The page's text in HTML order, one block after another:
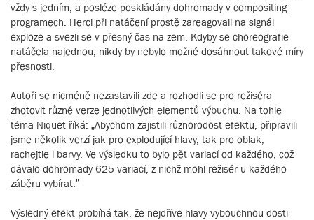
vždy s jedním, a posléze poskládány dohromady v compositing
programech. Herci při natáčení prostě zareagovali na signál
exploze a svezli se v přesný čas na zem. Kdyby se choreografie
natáčela najednou, nikdy by nebylo možné dosáhnout takové míry
přesnosti.
Autoři se nicméně nezastavili zde a rozhodli se pro režiséra
zhotovit různé verze jednotlivých elementů výbuchu. Na tohle
téma Niquet říká: „Abychom zajistili různorodost efektu, připravili
jsme několik verzí jak pro explodující hlavy, tak pro oblak,
rachejtle i barvy. Ve výsledku to bylo pět variací od každého, což
dávalo dohromady 625 variací, z nichž mohl režisér u každého
záběru vybírat.”
Výsledný efekt probíhá tak, že nejdříve hlavy vybouchnou dosti